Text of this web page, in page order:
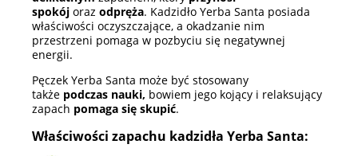
spokój oraz odpręża. Kadzidło Yerba Santa posiada
właściwości oczyszczające, a okadzanie nim
przestrzeni pomaga w pozbyciu się negatywnej
energii.
Pęczek Yerba Santa może być stosowany
także podczas nauki, bowiem jego kojący i relaksujący
zapach pomaga się skupić.
Właściwości zapachu kadzidła Yerba Santa: